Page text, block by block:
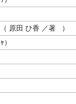
原田 ひ香 ／著 ）